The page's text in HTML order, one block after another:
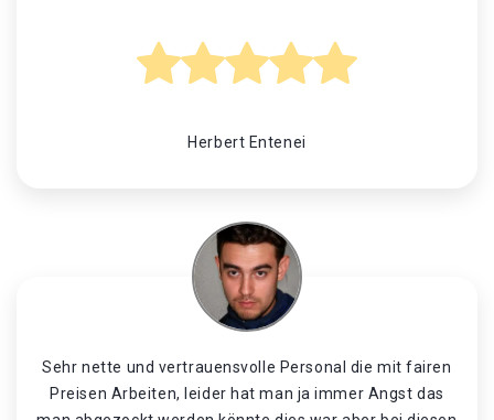
Herbert Entenei
Sehr nette und vertrauensvolle Personal die mit fairen
Preisen Arbeiten, leider hat man ja immer Angst das